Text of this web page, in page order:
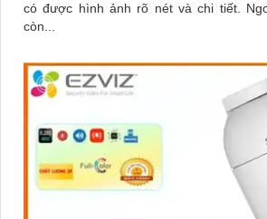
có được hình ảnh rõ nét và chi tiết. Ngoài ra, camera này
còn...